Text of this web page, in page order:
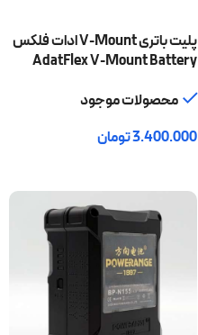
پلیت باتری V-Mount ادات فلکس
AdatFlex V-Mount Battery
محصولات موجود
3.400.000تومان